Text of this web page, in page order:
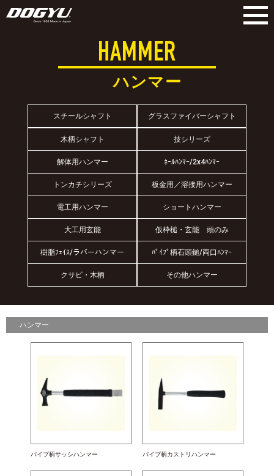
HAMMER
ハンマー
スチールシャフト グラスファイバーシャフト
木柄シャフト 技シリーズ
解体用ハンマー ﾈｰﾙﾊﾝﾏｰ/2x4ﾊﾝﾏｰ
トンカチシリーズ 板金用／溶接用ハンマー
電工用ハンマー ショートハンマー
大工用玄能 仮枠槌・玄能 頭のみ
樹脂ﾌｪｲｽ/ラバーハンマー ﾊﾟｲﾌﾟ柄石頭鎚/両口ﾊﾝﾏｰ
クサビ・木柄 その他ハンマー
ハンマー
パイプ柄サッシハンマー パイプ柄カストリハンマー